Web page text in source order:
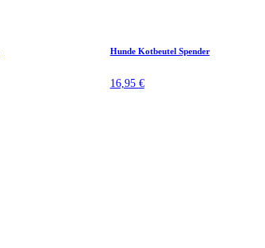
Hunde Kotbeutel Spender
16,95 €